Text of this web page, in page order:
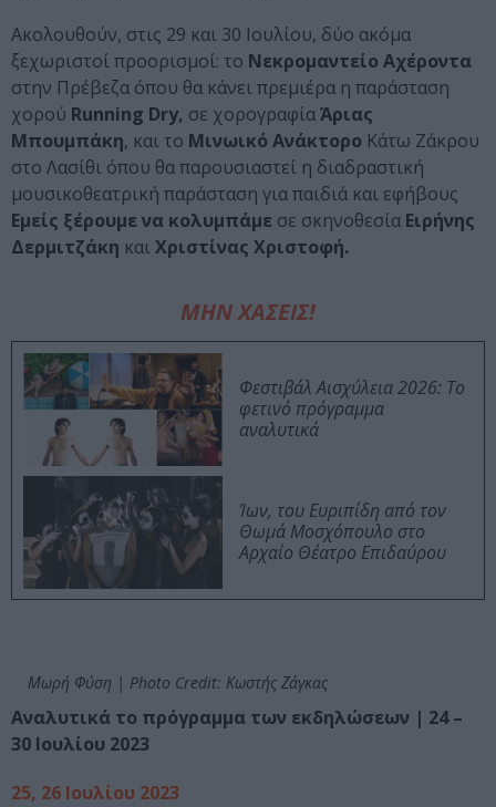
Ακολουθούν, στις 29 και 30 Ιουλίου, δύο ακόμα
ξεχωριστοί προορισμοί: το Νεκρομαντείο Αχέροντα
στην Πρέβεζα όπου θα κάνει πρεμιέρα η παράσταση
χορού Running Dry, σε χορογραφίαΆριας
Μπουμπάκη, και το Μινωικό Ανάκτορο Κάτω Ζάκρου
στο Λασίθι όπου θα παρουσιαστεί η διαδραστική
μουσικοθεατρική παράσταση για παιδιά και εφήβους
Εμείς ξέρουμε να κολυμπάμε σε σκηνοθεσία Ειρήνης
Δερμιτζάκη καιΧριστίνας Χριστοφή.
ΜΗΝ ΧΑΣΕΙΣ!
Φεστιβάλ Αισχύλεια 2026: Το
φετινό πρόγραμμα
αναλυτικά
Ίων, του Ευριπίδη από τον
Θωμά Μοσχόπουλο στο
Αρχαίο Θέατρο Επιδαύρου
Μωρή Φύση | Photo Credit: Κωστής Ζάγκας
Αναλυτικά το πρόγραμμα των εκδηλώσεων | 24 –
30 Ιουλίου 2023
25, 26 Ιουλίου 2023